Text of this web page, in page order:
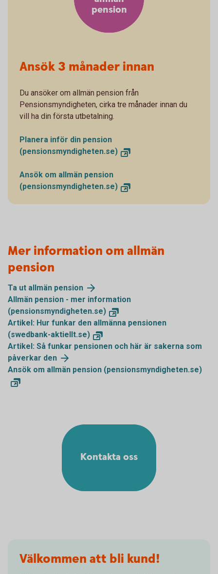
pension
Ansök 3 månader innan
Du ansöker om allmän pension från
Pensionsmyndigheten, cirka tre månader innan du
vill ha din första utbetalning.
Planera inför din pension
(pensionsmyndigheten.se)
Ansök om allmän pension
(pensionsmyndigheten.se)
Mer information om allmän
pension
Ta ut allmän pension
Allmän pension - mer information
(pensionsmyndigheten.se)
Artikel: Hur funkar den allmänna pensionen
(swedbank-aktiellt.se)
Artikel: Så funkar pensionen och här är sakerna som
påverkar den
Ansök om allmän pension (pensionsmyndigheten.se)
Kontakta oss
Välkommen att bli kund!